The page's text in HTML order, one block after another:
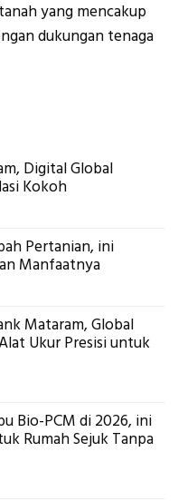
yang mencakup
dukungan tenaga
Digital Global
Kokoh
Pertanian, ini
Manfaatnya
Mataram, Global
Ukur Presisi untuk
Bio-PCM di 2026, ini
Rumah Sejuk Tanpa